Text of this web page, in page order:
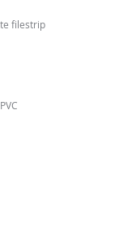
filestrip